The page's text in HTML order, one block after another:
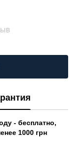
- бесплатно,
1000 грн